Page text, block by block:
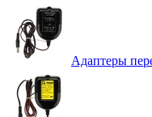
Адаптеры